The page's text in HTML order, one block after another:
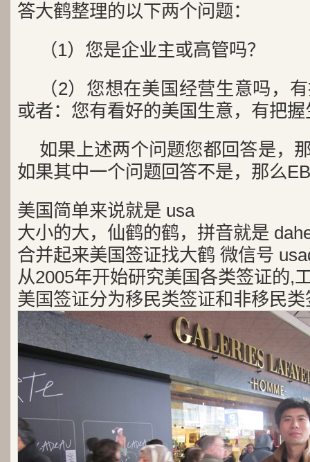
答大鹤整理的以下两个问题：
（1）您是企业主或高管吗？
（2）您想在美国经营生意吗，
或者：您有看好的美国生意，有把
如果上述两个问题您都回答是，
如果其中一个问题回答不是，那么
美国简单来说就是 usa
大小的大，仙鹤的鹤，拼音就是
合并起来美国签证找大鹤 微信号
从2005年开始研究美国各类签证的,
美国签证分为移民类签证和非移民